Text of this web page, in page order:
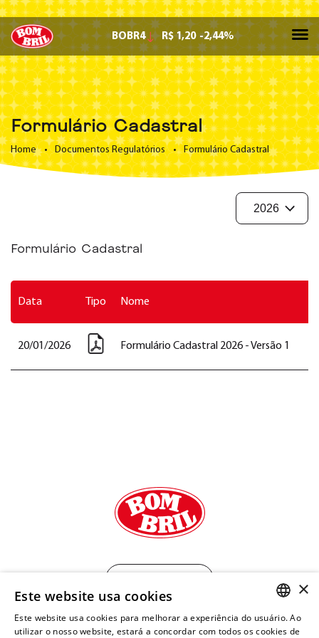
BOBR4 R$ 1,20 -2,44%
Formulário Cadastral
Home • Documentos Regulatórios • Formulário Cadastral
Formulário Cadastral
Data Tipo Nome
20/01/2026 Formulário Cadastral 2026 - Versão 1
PORTUGUESE
×
Este website usa cookies
Este website usa cookies para melhorar a experiência do usuário. Ao
utilizar o nosso website, estará a concordar com todos os cookies de